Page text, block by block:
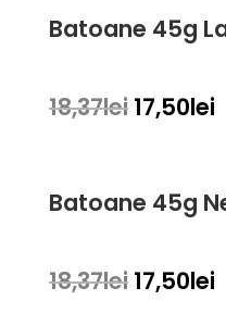
fost:
11,85lei.
Batoane 45g
18,37lei Prețul
fost:
18,37lei.
17,50lei
Batoane 45g
18,37lei Prețul
17,50lei